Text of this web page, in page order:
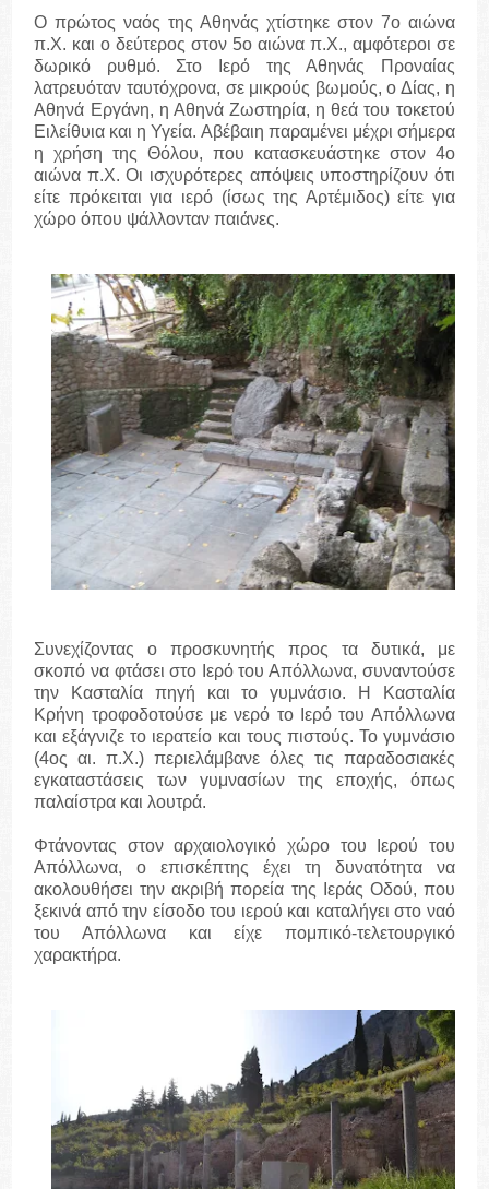
Ο πρώτος ναός της Αθηνάς χτίστηκε στον 7ο αιώνα
π.Χ. και ο δεύτερος στον 5ο αιώνα π.Χ., αμφότεροι σε
δωρικό ρυθμό. Στο Ιερό της Αθηνάς Προναίας
λατρευόταν ταυτόχρονα, σε μικρούς βωμούς, ο Δίας, η
Αθηνά Εργάνη, η Αθηνά Ζωστηρία, η θεά του τοκετού
Ειλείθυια και η Υγεία. Αβέβαιη παραμένει μέχρι σήμερα
η χρήση της Θόλου, που κατασκευάστηκε στον 4ο
αιώνα π.Χ. Οι ισχυρότερες απόψεις υποστηρίζουν ότι
είτε πρόκειται για ιερό (ίσως της Αρτέμιδος) είτε για
χώρο όπου ψάλλονταν παιάνες.
Συνεχίζοντας ο προσκυνητής προς τα δυτικά, με
σκοπό να φτάσει στο Ιερό του Απόλλωνα, συναντούσε
την Κασταλία πηγή και το γυμνάσιο. Η Κασταλία
Κρήνη τροφοδοτούσε με νερό το Ιερό του Απόλλωνα
και εξάγνιζε το ιερατείο και τους πιστούς. Το γυμνάσιο
(4ος αι. π.Χ.) περιελάμβανε όλες τις παραδοσιακές
εγκαταστάσεις των γυμνασίων της εποχής, όπως
παλαίστρα και λουτρά.
Φτάνοντας στον αρχαιολογικό χώρο του Ιερού του
Απόλλωνα, ο επισκέπτης έχει τη δυνατότητα να
ακολουθήσει την ακριβή πορεία της Ιεράς Οδού, που
ξεκινά από την είσοδο του ιερού και καταλήγει στο ναό
του Απόλλωνα και είχε πομπικό-τελετουργικό
χαρακτήρα.